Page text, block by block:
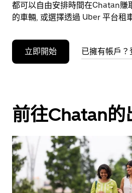
閉
日
都可以自由安排時間在Chatan賺
的車輛, 或選擇透過 Uber 平台租
立即開始 已擁有帳戶？
前往Chatan的